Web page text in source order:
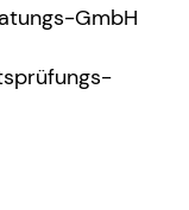
GmbH